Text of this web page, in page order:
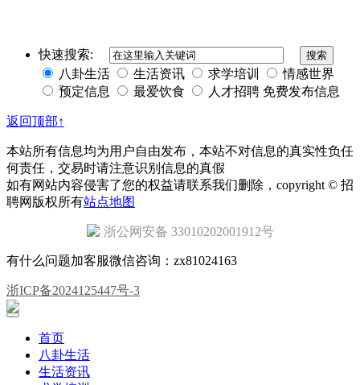
快速搜索:
八卦生活
生活资讯 求学培训
情感世界
预定信息
最爱饮食 人才招聘 免费发布信息
返回顶部↑
本站所有信息均为用户自由发布，本站不对信息的真实性负任
何责任，交易时请注意识别信息的真假
如有网站内容侵害了您的权益请联系我们删除，copyright © 招
聘网版权所有站点地图
浙公网安备 33010202001912号
有什么问题加客服微信咨询：zx81024163
浙ICP备2024125447号-3
首页
八卦生活
生活资讯